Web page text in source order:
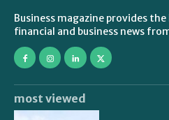
Business magazine provides
financial and business news
most viewed